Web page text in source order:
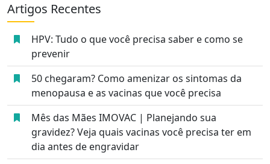
Artigos Recentes
HPV: Tudo o que você precisa saber e como se
prevenir
50 chegaram? Como amenizar os sintomas da
menopausa e as vacinas que você precisa
Mês das Mães IMOVAC | Planejando sua
gravidez? Veja quais vacinas você precisa ter em
dia antes de engravidar